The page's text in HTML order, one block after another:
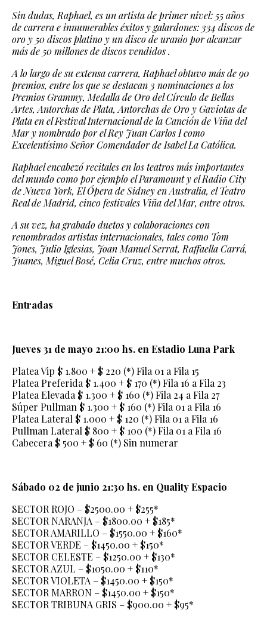
Sin dudas, Raphael, es un artista de primer nivel: 55 años
de carrera e innumerables éxitos y galardones: 334 discos de
oro y 50 discos platino y un disco de uranio por alcanzar
más de 50 millones de discos vendidos .
A lo largo de su extensa carrera, Raphael obtuvo más de 90
premios, entre los que se destacan 3 nominaciones a los
Premios Grammy, Medalla de Oro del Círculo de Bellas
Artes, Antorchas de Plata, Antorchas de Oro y Gaviotas de
Plata en el Festival Internacional de la Canción de Viña del
Mar y nombrado por el Rey Juan Carlos I como
Excelentísimo Señor Comendador de Isabel La Católica.
Raphael encabezó recitales en los teatros más importantes
del mundo como por ejemplo el Paramount y el Radio City
de Nueva York, El Ópera de Sidney en Australia, el Teatro
Real de Madrid, cinco festivales Viña del Mar, entre otros.
A su vez, ha grabado duetos y colaboraciones con
renombrados artistas internacionales, tales como Tom
Jones, Julio Iglesias, Joan Manuel Serrat, Raffaella Carrá,
Juanes, Miguel Bosé, Celia Cruz, entre muchos otros.
Entradas
Jueves 31 de mayo 21:00 hs. en Estadio Luna Park
Platea Vip $ 1.800 + $ 220 (*) Fila 01 a Fila 15
Platea Preferida $ 1.400 + $ 170 (*) Fila 16 a Fila 23
Platea Elevada $ 1.300 + $ 160 (*) Fila 24 a Fila 27
Súper Pullman $ 1.300 + $ 160 (*) Fila 01 a Fila 16
Platea Lateral $ 1.000 + $ 120 (*) Fila 01 a Fila 16
Pullman Lateral $ 800 + $ 100 (*) Fila 01 a Fila 16
Cabecera $ 500 + $ 60 (*) Sin numerar
Sábado 02 de junio 21:30 hs. en Quality Espacio
SECTOR ROJO – $2500.00 + $255*
SECTOR NARANJA – $1800.00 + $185*
SECTOR AMARILLO – $1550.00 + $160*
SECTOR VERDE – $1450.00 + $150*
SECTOR CELESTE – $1250.00 + $130*
SECTOR AZUL – $1050.00 + $110*
SECTOR VIOLETA – $1450.00 + $150*
SECTOR MARRON – $1450.00 + $150*
SECTOR TRIBUNA GRIS – $900.00 + $95*